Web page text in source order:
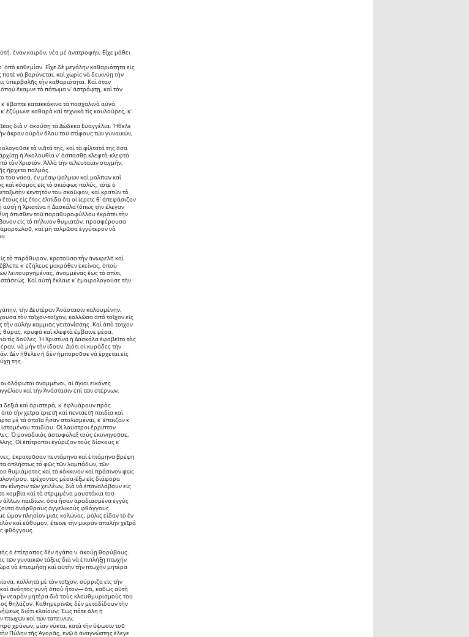
ἕναν καιρόν, νέα μὲ ἀνατροφήν; Εἶχε μάθει
ἀπὸ καθεμίαν. Εἶχε δὲ μεγάλην καθαριότητα εἰς
νὰ βαρύνεται, καὶ χωρὶς νὰ δεικνύῃ τὴν
ὑπερβολῆς τὴν καθαριότητα. Καὶ ὅταν
ἔκαμνε τὸ πάτωμα ν᾽ ἀστράφτῃ, καὶ τὸν
ἔβαπτε κατακκόκινα τὰ πασχαλινὰ αὐγά.
ἐζύμωνε καθαρὰ καὶ τεχνικὰ τὶς κουλοῦρες, κ᾽
διὰ ν᾽ ἀκούσῃ τὰ Δώδεκα Εὐαγγέλια. Ἤθελε
ἄκραν οὐρὰν ὅλου τοῦ στίφους τῶν γυναικῶν,
τὰ νιᾶτά της, καὶ τὰ φίλτατά της ὅσα
ἡ Ἀκολουθία ν᾽ ἀσπασθῇ κλεφτὰ-κλεφτὰ
τὸν Χριστόν. Ἀλλὰ τὴν τελευταίαν στιγμήν,
ἤρχετο παλμός.
τοῦ ναοῦ, ἐν μέσῳ ψαλμῶν καὶ μολπῶν καὶ
κόσμος εἰς τὸ σκιόφως πολύς, τότε ὁ
κεντητόν του σκοῦφον, καὶ κρατῶν τὸ
εἰς ἔτος ἐλπίδα ὅτι οἱ ἱερεῖς θ᾽ ἀπεφάσιζον
αὐτὴ ἡ Χριστίνα ἡ Δασκάλα (ὅπως τὴν ἔλεγαν
ὄπισθεν τοῦ παραθυροφύλλου ἐκράτει τὴν
εἰς τὸ πήλινον θυμιατόν, προσφέρουσα
καὶ μὴ τολμῶσα ἐγγύτερον νὰ
τὸ παράθυρον, κρατοῦσα τὴν ἀνωφελῆ καὶ
κ᾽ ἐζήλευε μακρόθεν ἐκείνας, ὁποὺ
λειτουργημένας, ἀναμμένας ἕως τὸ σπίτι,
Καὶ αὐτὴ ἔκλαιε κ᾽ ἐμοιρολογοῦσε τὴν
τὴν Δευτέραν Ἀνάστασιν καλουμένην,
τὸν τοῖχον-τοῖχον, κολλῶσα ἀπὸ τοῖχον εἰς
αὐλὴν καμμιᾶς γειτονίσσης. Καὶ ἀπὸ τοῖχον
θύρας, κρυφὰ καὶ κλεφτὰ ἔμβαινε μέσα.
τὶς δοῦλες. Ἡ Χριστίνα ἡ Δασκάλα ἐφοβεῖτο τὰς
νὰ μὴν τὴν ἰδοῦν. Διότι οἱ κυράδες τὴν
Δὲν ἤθελεν ἢ δὲν ἠμποροῦσε νὰ ἔρχεται εἰς
της.
ὁλόφωτοι ἀναμμένοι, αἱ ἅγιαι εἰκόνες
καὶ τὴν Ἀνάστασιν ἐπὶ τῶν στέρνων,
καὶ ἀριστερά, κ᾽ ἐφλυάρουν πρὸς
τὴν χεῖρα τριετῆ καὶ πενταετῆ παιδία καὶ
μὲ τὰ ὁποῖα ἦσαν στολισμέναι, κ᾽ ἔπαιζαν κ᾽
παιδίου. Οἱ λοῦστροι ἔρριπτον
Ὁ μοναδικὸς ἀστυφύλαξ τοὺς ἐκυνηγοῦσε,
Οἱ ἐπίτροποι ἐγύριζον τοὺς δίσκους κ᾽
ἐκρατοῦσαν πεντάμηνα καὶ ἑπτάμηνα βρέφη
ἀπλήστως τὸ φῶς τῶν λαμπάδων, τῶν
θυμιάματος καὶ τὸ κόκκινον καὶ πράσινον φῶς
τρέχοντος μέσα-ἔξω εἰς διάφορα
κίνησιν τῶν χειλέων, διὰ νὰ ἐπαναλάβουν εἰς
κομβία καὶ τὰ στριμμένα μουστάκια τοῦ
ἄλλων παιδίων, ὅσα ἦσαν ἀραδιασμένα ἐγγὺς
ἀνάρθρους ἀγγελικοὺς φθόγγους.
ὦμον πλησίον μιᾶς κολώνας, μόλις εἶδαν τὸ ἓν
καὶ εὔθυμον, ἔτεινε τὴν μικρὰν ἁπαλὴν χεῖρά
φθόγγους.
ὁ ἐπίτροπος δὲν ἠγάπα ν᾽ ἀκούῃ θορύβους.
τῶν γυναικῶν τάξεις διὰ νὰ ἐπιπλήξῃ πτωχήν
νὰ ἐπιτιμήσῃ καὶ αὐτὴν τὴν πτωχὴν μητέρα
κολλητὰ μὲ τὸν τοῖχον, σύρριζα εἰς τὴν
ἀνόητος γυνὴ ὁποὺ ἦτον― ὅτι, καθὼς αὐτὴ
νεαρὰν μητέρα διὰ τοὺς κλαυθμυρισμοὺς τοῦ
θηλάζον. Καθημερινῶς δὲν μεταδίδουν τὴν
διότι κλαίουν; Ἕως πότε ὅλη ἡ
πτωχῶν καὶ τῶν ταπεινῶν;
χρόνων, μίαν νύκτα, κατὰ τὴν ὕψωσιν τοῦ
Πύλην τῆς Ἀγορᾶς, ἐνῷ ὁ ἀναγνώστης ἔλεγε